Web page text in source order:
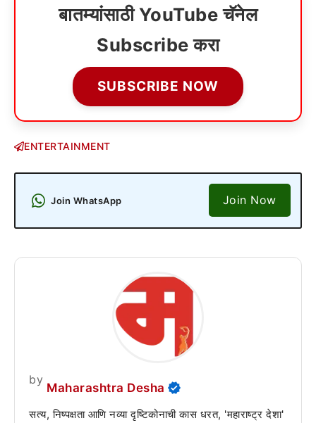
बातम्यांसाठी YouTube चॅनेल
Subscribe करा
SUBSCRIBE NOW
ENTERTAINMENT
Join WhatsApp Join Now
by
Maharashtra Desha
सत्य, निष्पक्षता आणि नव्या दृष्टिकोनाची कास धरत, 'महाराष्ट्र देशा'